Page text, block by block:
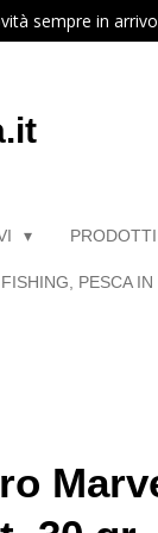
sempre in arrivo
PESCA